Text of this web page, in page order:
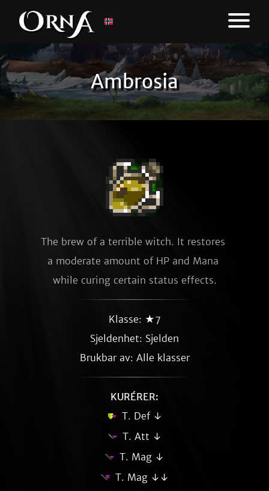
Ambrosia
The brew of a terrible witch. It restores
a moderate amount of HP and Mana
while curing certain status effects.
Klasse: ★7
Sjeldenhet: Sjelden
Brukbar av: Alle klasser
KURÉRER:
T. Def ↓
T. Att ↓
T. Mag ↓
T. Mag ↓↓